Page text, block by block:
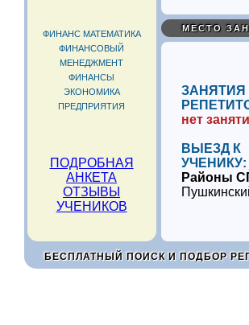
ФИНАНС МАТЕМАТИКА
ФИНАНСОВЫЙ
МЕНЕДЖМЕНТ
ФИНАНСЫ
ЭКОНОМИКА
ПРЕДПРИЯТИЯ
ПОДРОБНАЯ
АНКЕТА
ОТЗЫВЫ
УЧЕНИКОВ
МЕСТО
ЗАНЯТИЯ
нет
ВЫЕЗД К
УЧЕНИКУ:
Районы
БЕСПЛАТНЫЙ ПОИСК И ПОДБОР